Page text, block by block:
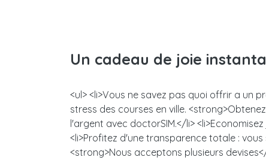
Un cadeau de joie
<ul> <li>Vous ne savez pas quoi offrir a un
stress des courses en ville.
l'argent avec doctorSIM.</li>
<li>Profitez d'une transparence totale :
<strong>Nous acceptons plusieurs